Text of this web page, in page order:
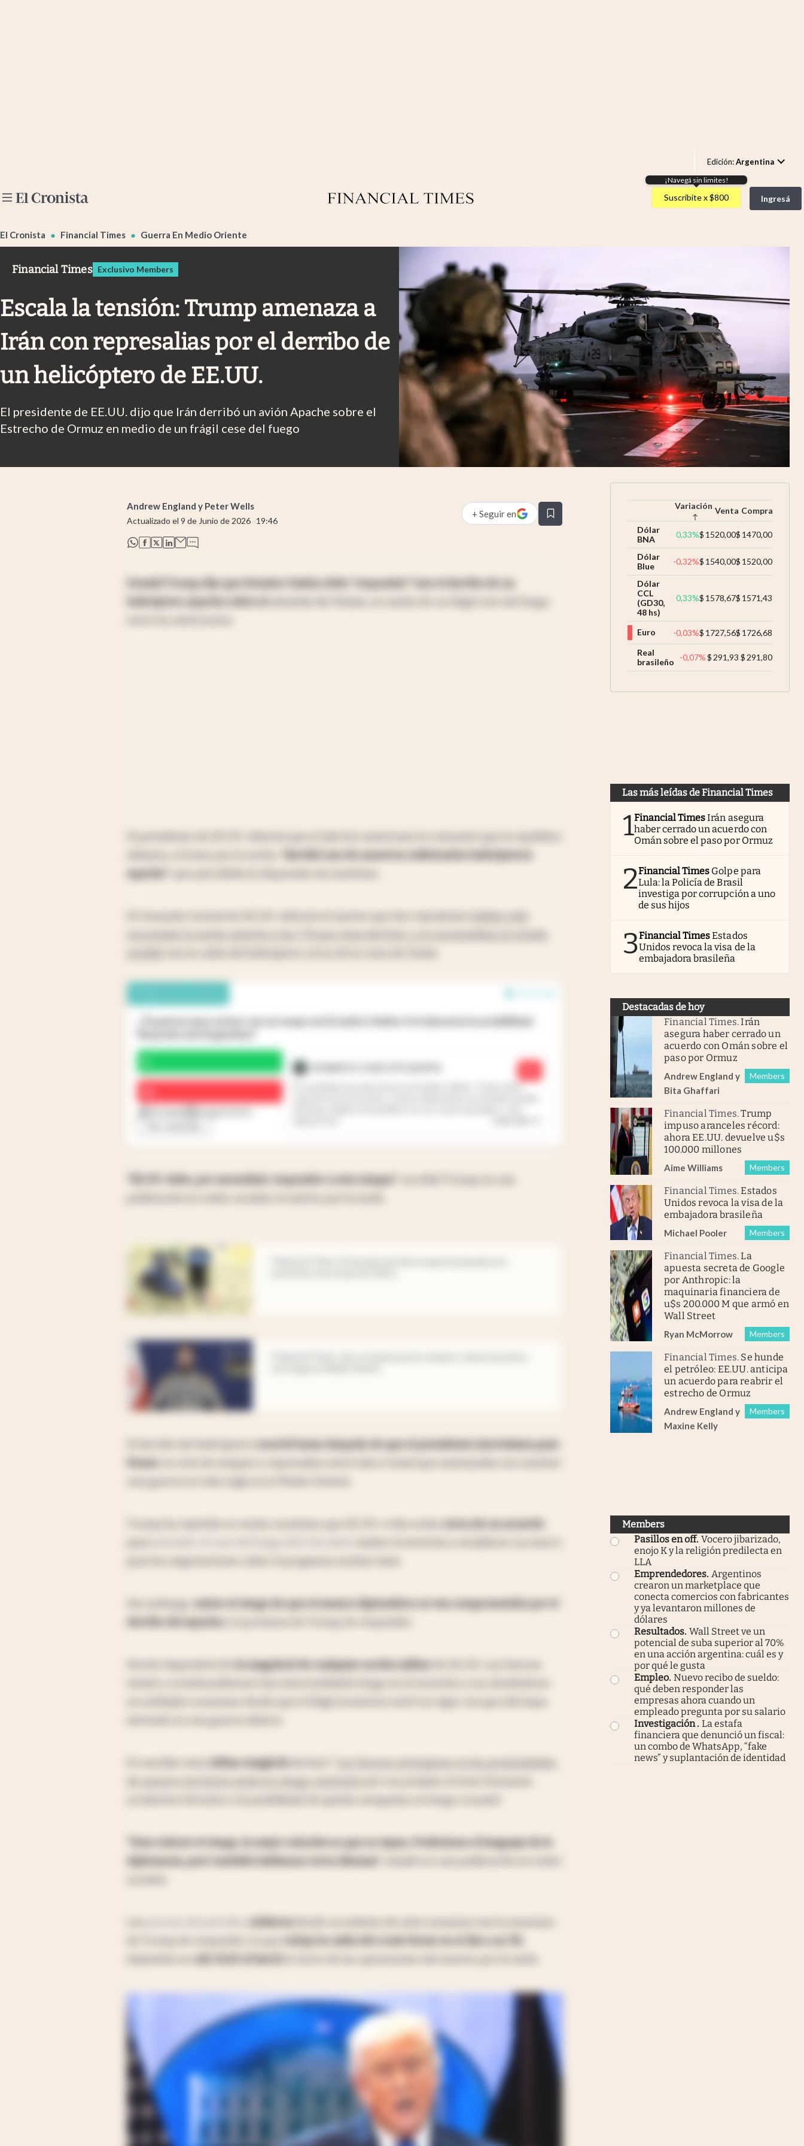
Edición:Argentina
Argentina
España
Columnistas
Infotechnology
Clima
Mundial 2026
Eventos Corporativos
Mediakit
abre en nueva pestaña
¡Navegá sin limites!
Suscribite x $800 Ingresá
El Cronista Financial Times Guerra En Medio Oriente
Financial Times Exclusivo Members
Escala la tensión: Trump amenaza a
Irán con represalias por el derribo de
un helicóptero de EE.UU.
El presidente de EE.UU. dijo que Irán derribó un avión Apache sobre el
Estrecho de Ormuz en medio de un frágil cese del fuego
Andrew England y Peter Wells
Actualizado el 9 de Junio de 2026 19:46
+ Seguiren
abre en nueva pestaña
abre en nueva pestaña
abre en nueva pestaña
abre en nueva pestaña
abre en nueva pestaña
Donald Trump dijo que Estados Unidos debe “responder” tras el derribo de un
helicóptero Apache sobre el
“derribó uno de nuestros sofisticados helicópteros
Apache”
¿Te parece que contar con un swap con Estados Unidos fortalecería la estabilidad
5 argumentos
En noviembre hay elecciones en Estados Unidos. Trump viene
“EE.UU. debe, por necesidad, responder a este ataque”
abre en nueva pestaña
abre en nueva pestaña
ocurrió horas después de que el presidente interviniera para
frenar
cerca de un acuerdo
existe el riesgo de que el avance diplomático se vea comprometido por el
derribo del Apache
la magnitud de cualquier acción militar
Abbas Araghchi
de nuestro territorio están en riesgo constante
“Para reducir el riesgo, la mejor solución es que se vayan. Preferimos el lenguaje de la
diplomacia, pero también hablamos otros idiomas”
subieron
redujo la caída del crudo Brent en el día a un 3%
Variación Venta Compra
Dólar
BNA
0,33%$ 1520,00$ 1470,00
Dólar
Blue
-0,32%$ 1540,00$ 1520,00
Dólar
CCL
(GD30,
48 hs)
0,33%$ 1578,67$ 1571,43
Euro -0,03%$ 1727,56$ 1726,68
Real
brasileño
-0,07%$ 291,93 $ 291,80
Las más leídas de Financial Times
1Financial TimesIrán asegura
haber cerrado un acuerdo con
Omán sobre el paso por Ormuz
2Financial Times Golpe para
Lula: la Policía de Brasil
investiga por corrupción a uno
de sus hijos
3Financial TimesEstados
Unidos revoca la visa de la
embajadora brasileña
Destacadas de hoy
Financial Times.Irán
asegura haber cerrado un
acuerdo con Omán sobre el
paso por Ormuz
Andrew England y
Bita Ghaffari
Members
Financial Times.Trump
impuso aranceles récord:
ahora EE.UU. devuelve u$s
100.000 millones
Aime Williams Members
Financial Times.Estados
Unidos revoca la visa de la
embajadora brasileña
Michael Pooler Members
Financial Times.La
apuesta secreta de Google
por Anthropic: la
maquinaria financiera de
u$s 200.000 M que armó en
Wall Street
Ryan McMorrow Members
Financial Times. Se hunde
el petróleo: EE.UU. anticipa
un acuerdo para reabrir el
estrecho de Ormuz
Andrew England y
Maxine Kelly
Members
Members
Pasillos en off. Vocero jibarizado,
enojo K y la religión predilecta en
LLA
Emprendedores. Argentinos
crearon un marketplace que
conecta comercios con fabricantes
y ya levantaron millones de
dólares
Resultados. Wall Street ve un
potencial de suba superior al 70%
en una acción argentina: cuál es y
por qué le gusta
Empleo. Nuevo recibo de sueldo:
qué deben responder las
empresas ahora cuando un
empleado pregunta por su salario
Investigación. La estafa
financiera que denunció un fiscal:
un combo de WhatsApp, “fake
news” y suplantación de identidad